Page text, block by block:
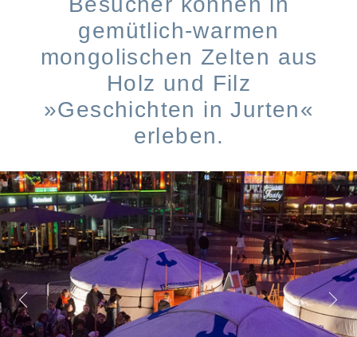
gemütlich-warmen
mongolischen Zelten aus
Holz und Filz
»Geschichten in Jurten«
erleben.